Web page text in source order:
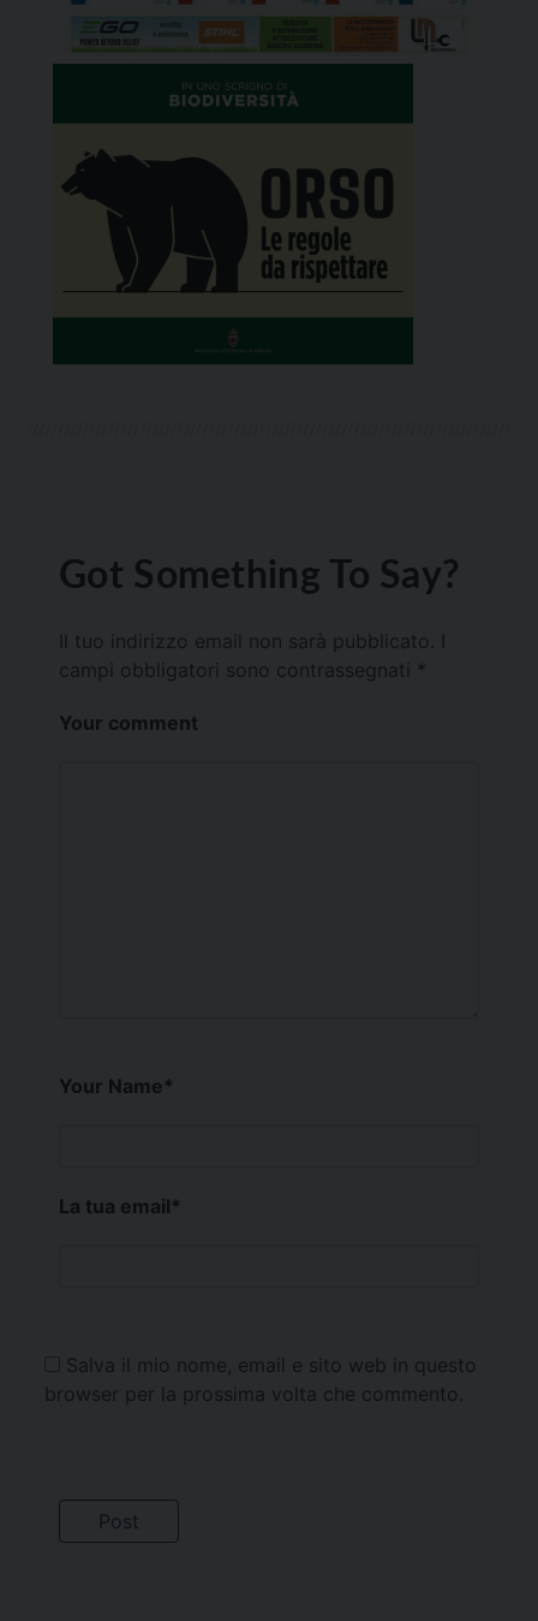
Got Something To Say?
Il tuo indirizzo email non sarà pubblicato.
campi obbligatori sono contrassegnati *
Your comment
Your Name*
La tua email*
Salva il mio nome, email e sito web in questo
browser per la prossima volta che commento.